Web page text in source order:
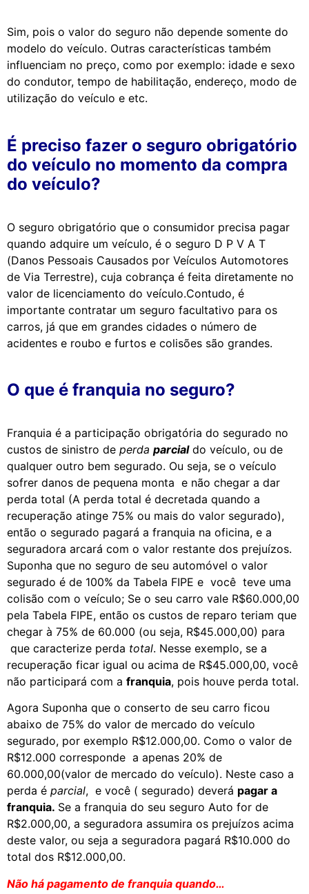
Sim, pois o valor do seguro não depende somente do
modelo do veículo. Outras características também
influenciam no preço, como por exemplo: idade e sexo
do condutor, tempo de habilitação, endereço, modo de
utilização do veículo e etc.
É preciso fazer o seguro obrigatório
do veículo no momento da compra
do veículo?
O seguro obrigatório que o consumidor precisa pagar
quando adquire um veículo, é o seguro D P V A T
(Danos Pessoais Causados por Veículos Automotores
de Via Terrestre), cuja cobrança é feita diretamente no
valor de licenciamento do veículo.Contudo, é
importante contratar um seguro facultativo para os
carros, já que em grandes cidades o número de
acidentes e roubo e furtos e colisões são grandes.
O que é franquia no seguro?
Franquia é a participação obrigatória do segurado no
custos de sinistro de perda parcialdo veículo, ou de
qualquer outro bem segurado. Ou seja, se o veículo
sofrer danos de pequena monta e não chegar a dar
perda total (A perda total é decretada quando a
recuperação atinge 75% ou mais do valor segurado),
então o segurado pagará a franquia na oficina, e a
seguradora arcará com o valor restante dos prejuízos.
Suponha que no seguro de seu automóvel o valor
segurado é de 100% da Tabela FIPE e você teve uma
colisão com o veículo; Se o seu carro vale R$60.000,00
pela Tabela FIPE, então os custos de reparo teriam que
chegar à 75% de 60.000 (ou seja, R$45.000,00) para
que caracterize perda total. Nesse exemplo, se a
recuperação ficar igual ou acima de R$45.000,00, você
não participará com a franquia, pois houve perda total.
Agora Suponha que o conserto de seu carro ficou
abaixo de 75% do valor de mercado do veículo
segurado, por exemplo R$12.000,00. Como o valor de
R$12.000 corresponde a apenas 20% de
60.000,00(valor de mercado do veículo). Neste caso a
perda é parcial, e você ( segurado) deverá pagar a
franquia. Se a franquia do seu seguro Auto for de
R$2.000,00, a seguradora assumira os prejuízos acima
deste valor, ou seja a seguradora pagará R$10.000 do
total dos R$12.000,00.
Não há pagamento de franquia quando…